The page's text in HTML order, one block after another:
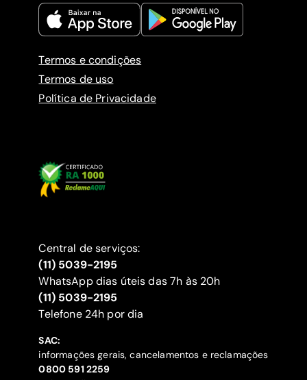
Termos e condições
Termos de uso
Política de Privacidade
Central de serviços:
(11) 5039-2195
WhatsApp dias úteis das 7h às 20h
(11) 5039-2195
‍Telefone 24h por dia
SAC:
informações gerais, cancelamentos e reclamações
‍0800 591 2259